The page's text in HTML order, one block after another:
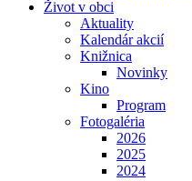
Život v obci
Aktuality
Kalendár akcií
Knižnica
Novinky
Kino
Program
Fotogaléria
2026
2025
2024